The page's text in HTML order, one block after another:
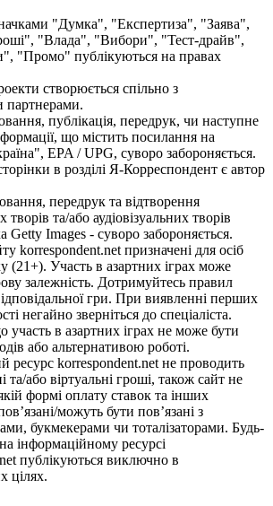
"Думка", "Експертиза", "Заява",
"Влада", "Вибори", "Тест-драйв",
"Промо" публікуються на правах
створюється спільно з
партнерами.
публікація, передрук, чи наступне
що містить посилання на
EPA / UPG, суворо забороняється.
в розділі Я-Корреспондент є автор
передрук та відтворення
творів та/або аудіовізуальних творів
Getty Images - суворо забороняється.
korrespondent.net призначені для осіб
(21+). Участь в азартних іграх може
залежність. Дотримуйтесь правил
гри. При виявленні перших
негайно зверніться до спеціаліста.
участь в азартних іграх не може бути
або альтернативою роботі.
ресурс korrespondent.net не проводить
та/або віртуальні гроші, також сайт не
формі оплату ставок та інших
можуть бути пов’язані з
букмекерами чи тоталізаторами. Будь-
інформаційному ресурсі
публікуються виключно в
цілях.